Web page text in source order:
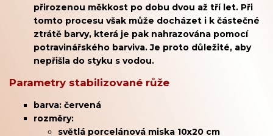
přirozenou měkkost po dobu dvou až tří let. Při
tomto procesu však může docházet i k částečné
ztrátě barvy, která je pak nahrazována pomocí
potravinářského barviva. Je proto důležité, aby
nepřišla do styku s vodou.
Parametry stabilizované růže
barva: červená
rozměry:
světlá porcelánová miska 10x20 cm